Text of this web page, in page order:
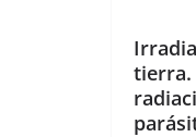
tierra.